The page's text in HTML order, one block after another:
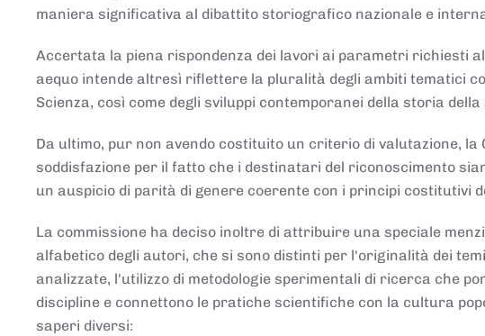
maniera significativa al dibattito storiografico nazionale e
Accertata la piena rispondenza dei lavori ai parametri richiesti
aequo intende altresì riflettere la pluralità degli ambiti tematici
Scienza, così come degli sviluppi contemporanei della storia
Da ultimo, pur non avendo costituito un criterio di valutazione,
soddisfazione per il fatto che i destinatari del riconoscimento
un auspicio di parità di genere coerente con i principi costitutivi
La commissione ha deciso inoltre di attribuire una speciale
alfabetico degli autori, che si sono distinti per l'originalità dei
analizzate, l'utilizzo di metodologie sperimentali di ricerca che
discipline e connettono le pratiche scientifiche con la cultura
saperi diversi: